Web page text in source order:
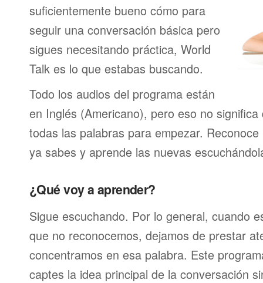
suficientemente bueno cómo para
seguir una conversación básica pero
sigues necesitando práctica, World
Talk es lo que estabas buscando.
Todo los audios del programa están
en Inglés (Americano), pero eso no
todas las palabras para empezar.
ya sabes y aprende las nuevas
¿Qué voy a aprender?
Sigue escuchando. Por lo general, cuando
que no reconocemos, dejamos de prestar
concentramos en esa palabra. Este
captes la idea principal de la conversación